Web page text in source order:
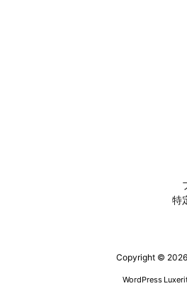
特
Copyright © 2026
WordPress